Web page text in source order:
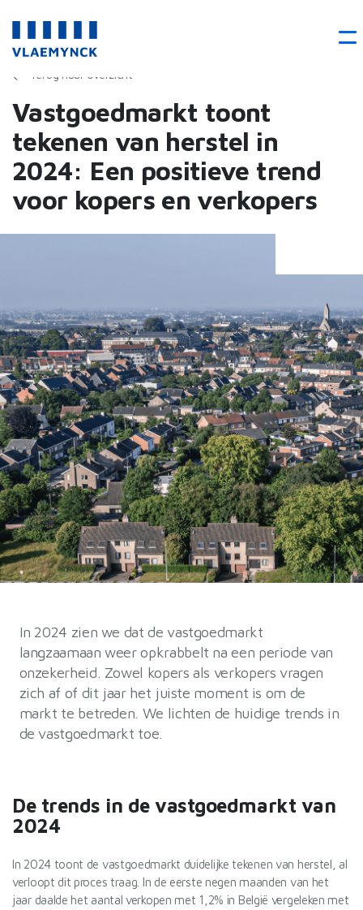
Terug naar overzicht
Vastgoedmarkt toont
tekenen van herstel in
2024: Een positieve trend
voor kopers en verkopers
In 2024 zien we dat de vastgoedmarkt
langzaamaan weer opkrabbelt na een periode van
onzekerheid. Zowel kopers als verkopers vragen
zich af of dit jaar het juiste moment is om de
markt te betreden. We lichten de huidige trends in
de vastgoedmarkt toe.
De trends in de vastgoedmarkt van
2024
In 2024 toont de vastgoedmarkt duidelijke tekenen van herstel, al
verloopt dit proces traag. In de eerste negen maanden van het
jaar daalde het aantal verkopen met 1,2% in België vergeleken met